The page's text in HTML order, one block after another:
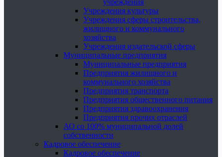
учреждения
Учреждения культуры
Учреждения сферы строительства,
жилищного и коммунального
хозяйства
Учреждения издательской сферы
Муниципальные предприятия
Муниципальные предприятия
Предприятия жилищного и
коммунального хозяйства
Предприятия транспорта
Предприятия общественного питания
Предприятия здравоохранения
Предприятия прочих отраслей
АО со 100% муниципальной долей
собственности
Кадровое обеспечение
Кадровое обеспечение